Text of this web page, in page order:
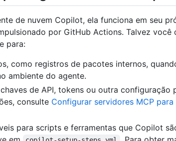
de nuvem Copilot, ela funciona em seu
por GitHub Actions. Talvez você
para:
como registros de pacotes internos,
ambiente do agente.
de API, tokens ou outra configuração
consulte Configurar servidores MCP para
para scripts e ferramentas que Copilot